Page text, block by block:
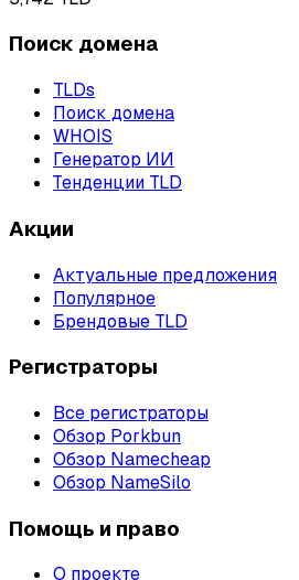
Поиск домена
TLDs
Поиск домена
WHOIS
Генератор ИИ
Тенденции TLD
Акции
Актуальные предложения
Популярное
Брендовые TLD
Регистраторы
Все регистраторы
Обзор Porkbun
Обзор Namecheap
Обзор NameSilo
Помощь и право
О проекте